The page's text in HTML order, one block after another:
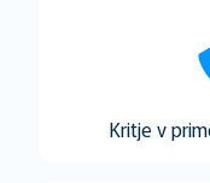
Kritje v